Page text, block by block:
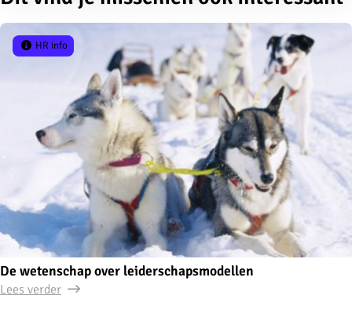
De wetenschap over leiderschapsmodellen
HR info
Lees verder